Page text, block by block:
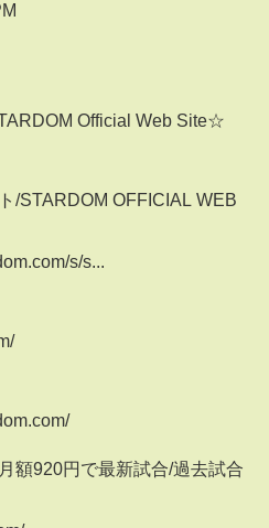
Official Web Site☆
/STARDOM OFFICIAL WEB
s/s...
額920円で最新試合/過去試合